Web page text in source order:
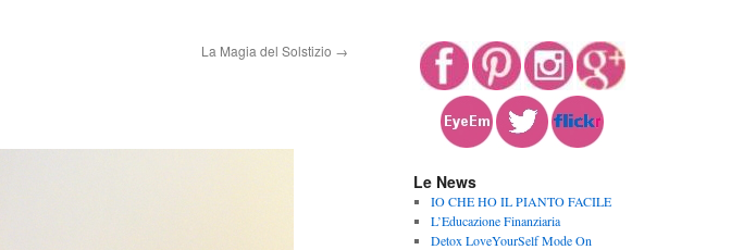
La Magia del Solstizio →
Le News
IO CHE HO IL PIANTO FACILE
L’Educazione Finanziaria
Detox LoveYourSelf Mode On